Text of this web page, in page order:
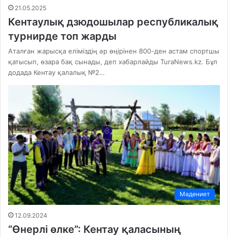
21.05.2025
Кентаулық дзюдошылар республикалық
турнирде топ жарды
Аталған жарысқа еліміздің әр өңірінен 800-ден астам спортшы
қатысып, өзара бақ сынады, деп хабарлайды TuraNews.kz. Бұл
додада Кентау қалалық №2…
Мәдениет
12.09.2024
“Өнерлі өлке”: Кентау қаласының